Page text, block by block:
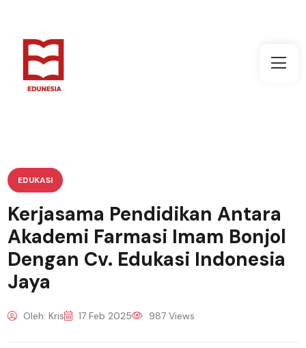
EDUKASI
Kerjasama Pendidikan Antara
Akademi Farmasi Imam Bonjol
Dengan Cv. Edukasi Indonesia
Jaya
Oleh: Kris 17 Feb 2025 987 Views